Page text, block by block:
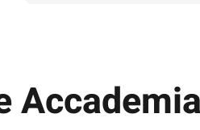
Accademia